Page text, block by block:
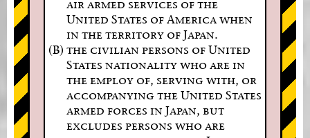
air armed services of the
United States of America when
in the territory of Japan.
(B) the civilian persons of United
States nationality who are in
the employ of, serving with, or
accompanying the United States
armed forces in Japan, but
excludes persons who are